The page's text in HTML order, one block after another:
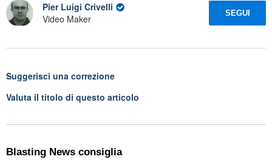
Pier Luigi Crivelli
Video Maker
SEGUI
Suggerisci una correzione
Valuta il titolo di questo articolo
Blasting News consiglia